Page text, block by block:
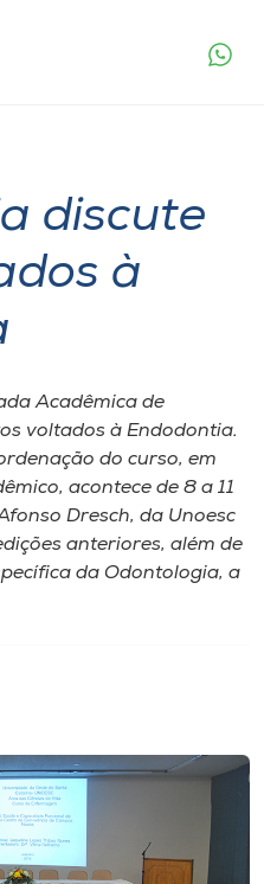
discute
à
Acadêmica de
voltados à Endodontia.
do curso, em
acontece de 8 a 11
Dresch, da Unoesc
anteriores, além de
da Odontologia, a